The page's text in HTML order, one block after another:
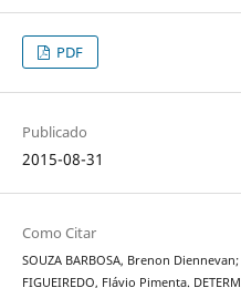
PDF
Publicado
2015-08-31
Como Citar
SOUZA BARBOSA, Brenon
FIGUEIREDO, Flávio Pimenta.